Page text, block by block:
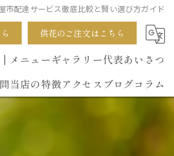
市配達サービス徹底比較と賢い選び方ガイド
供花のご注文はこちら
┃メニューギャラリー代表あいさつ
当店の特徴アクセス ブログコラム